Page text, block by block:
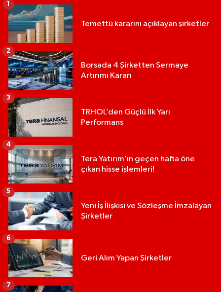
Temettü kararını açıklayan şirketler
Borsada 4 Şirketten Sermaye
Artırımı Kararı
2
TRHOL’den Güçlü İlk Yarı
Performans
3
Tera Yatırım’ın geçen hafta öne
çıkan hisse işlemleri!
4
Yeni İş İlişkisi ve Sözleşme İmzalayan
Şirketler
5
Geri Alım Yapan Şirketler
6
7